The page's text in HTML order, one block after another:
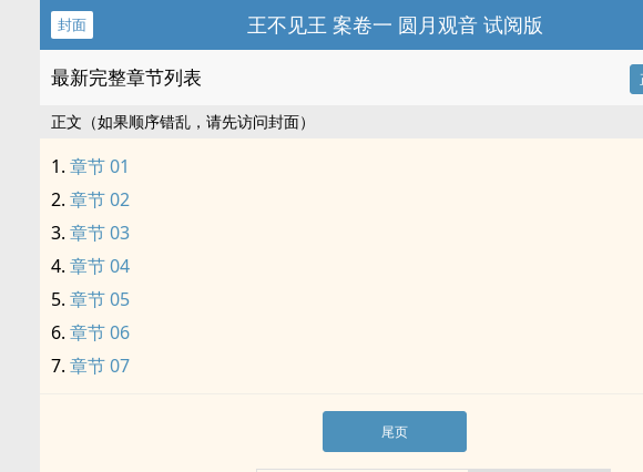
封面 王不见王 案卷一 圆月观音 试阅版
最新完整章节列表
正文（如果顺序错乱，请先访问封面）
章节 01
章节 02
章节 03
章节 04
章节 05
章节 06
章节 07
尾页